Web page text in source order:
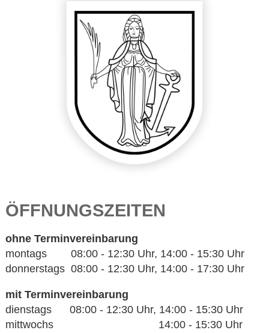
ÖFFNUNGSZEITEN
ohne Terminvereinbarung
montags 08:00 - 12:30 Uhr, 14:00 - 15:30 Uhr
donnerstags 08:00 - 12:30 Uhr, 14:00 - 17:30 Uhr
mit Terminvereinbarung
dienstags 08:00 - 12:30 Uhr, 14:00 - 15:30 Uhr
mittwochs 14:00 - 15:30 Uhr